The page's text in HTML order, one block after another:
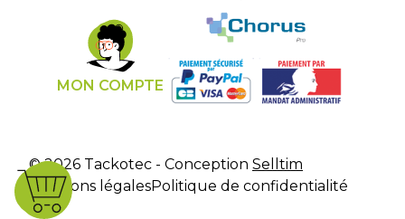
MON COMPTE
© 2026 Tackotec - Conception Selltim
Mentions légalesPolitique de confidentialité
CGV